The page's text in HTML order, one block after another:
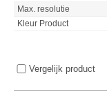
Max. resolutie
Kleur Product
Vergelijk product